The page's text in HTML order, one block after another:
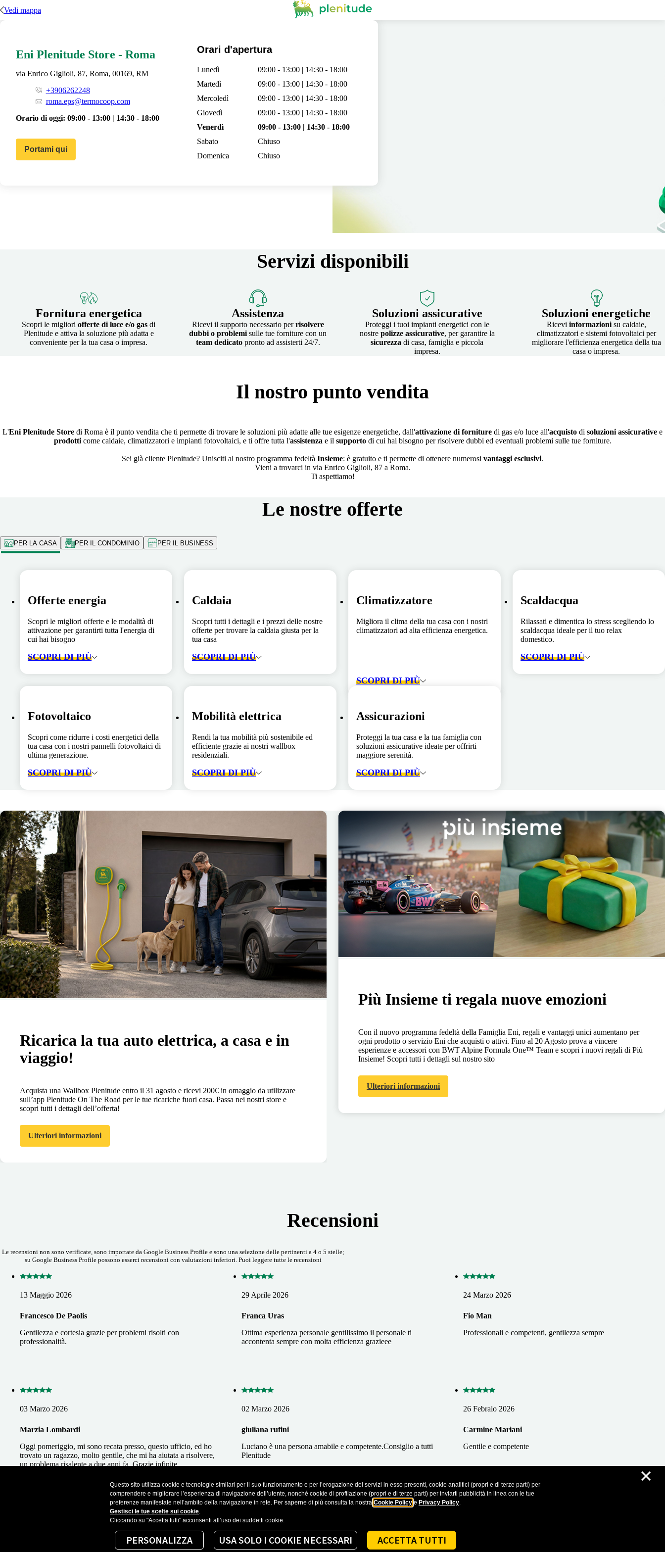
Questo sito utilizza cookie e tecnologie similari per il suo funzionamento e per l’erogazione dei servizi in esso presenti, cookie analitici (propri e di terze parti) per
comprendere e migliorare l’esperienza di navigazione dell’utente, nonché cookie di profilazione (propri e di terze parti) per inviarti pubblicità in linea con le tue
preferenze manifestate nell’ambito della navigazione in rete. Per saperne di più consulta la nostra Cookie Policy e Privacy Policy.
Gestisci le tue scelte sui cookie.
Cliccando su "Accetta tutti" acconsenti all’uso dei suddetti cookie.
×
PERSONALIZZA USA SOLO I COOKIE NECESSARI ACCETTA TUTTI
Vedi mappa
Eni Plenitude Store - Roma
via Enrico Giglioli, 87, Roma, 00169, RM
+3906262248
roma.eps@termocoop.com
Orario di oggi: 09:00 - 13:00 | 14:30 - 18:00
Portami qui
Orari d'apertura
Lunedì
09:00 - 13:00 | 14:30 - 18:00
Martedì
09:00 - 13:00 | 14:30 - 18:00
Mercoledì
09:00 - 13:00 | 14:30 - 18:00
Giovedì
09:00 - 13:00 | 14:30 - 18:00
Venerdì
09:00 - 13:00 | 14:30 - 18:00
Sabato
Chiuso
Domenica
Chiuso
Servizi disponibili
Fornitura energetica
Scopri le migliori offerte di luce e/o gas di
Plenitude e attiva la soluzione più adatta e
conveniente per la tua casa o impresa.
Assistenza
Ricevi il supporto necessario perrisolvere
dubbi o problemi sulle tue forniture con un
team dedicatopronto ad assisterti 24/7.
Soluzioni assicurative
Proteggi i tuoi impianti energetici con le
nostre polizze assicurative, per garantire la
sicurezza di casa, famiglia e piccola
impresa.
Soluzioni energetiche
Ricevi informazionisu caldaie,
climatizzatori e sistemi fotovoltaici per
migliorare l'efficienza energetica della tua
casa o impresa.
Il nostro punto vendita
L'Eni Plenitude Store di Roma è il punto vendita che ti permette di trovare le soluzioni più adatte alle tue esigenze energetiche, dall'attivazione di forniture di gas e/o luce all'acquisto di soluzioni assicurative e
prodotticome caldaie, climatizzatori e impianti fotovoltaici, e ti offre tutta l'assistenza e il supportodi cui hai bisogno per risolvere dubbi ed eventuali problemi sulle tue forniture.
Sei già cliente Plenitude? Unisciti al nostro programma fedeltà Insieme: è gratuito e ti permette di ottenere numerosi vantaggi esclusivi.
Vieni a trovarci in via Enrico Giglioli, 87 a Roma.
Ti aspettiamo!
Le nostre offerte
PER LA CASA PER IL CONDOMINIO PER IL BUSINESS
Offerte energia
Scopri le migliori offerte e le modalità di
attivazione per garantirti tutta l'energia di
cui hai bisogno
SCOPRI DI PIÙ
Caldaia
Scopri tutti i dettagli e i prezzi delle nostre
offerte per trovare la caldaia giusta per la
tua casa
SCOPRI DI PIÙ
Climatizzatore
Migliora il clima della tua casa con i nostri
climatizzatori ad alta efficienza energetica.
SCOPRI DI PIÙ
Scaldacqua
Rilassati e dimentica lo stress scegliendo lo
scaldacqua ideale per il tuo relax
domestico.
SCOPRI DI PIÙ
Fotovoltaico
Scopri come ridurre i costi energetici della
tua casa con i nostri pannelli fotovoltaici di
ultima generazione.
SCOPRI DI PIÙ
Mobilità elettrica
Rendi la tua mobilità più sostenibile ed
efficiente grazie ai nostri wallbox
residenziali.
SCOPRI DI PIÙ
Assicurazioni
Proteggi la tua casa e la tua famiglia con
soluzioni assicurative ideate per offrirti
maggiore serenità.
SCOPRI DI PIÙ
Ricarica la tua auto elettrica, a casa e in
viaggio!
Acquista una Wallbox Plenitude entro il 31 agosto e ricevi 200€ in omaggio da utilizzare
sull’app Plenitude On The Road per le tue ricariche fuori casa. Passa nei nostri store e
scopri tutti i dettagli dell’offerta!
Ulteriori informazioni
Più Insieme ti regala nuove emozioni
Con il nuovo programma fedeltà della Famiglia Eni, regali e vantaggi unici aumentano per
ogni prodotto o servizio Eni che acquisti o attivi. Fino al 20 Agosto prova a vincere
esperienze e accessori con BWT Alpine Formula One™ Team e scopri i nuovi regali di Più
Insieme! Scopri tutti i dettagli sul nostro sito
Ulteriori informazioni
Recensioni
Le recensioni non sono verificate, sono importate da Google Business Profile e sono una selezione delle pertinenti a 4 o 5 stelle;
su Google Business Profile possono esserci recensioni con valutazioni inferiori. Puoi leggere tutte le recensioni
13 Maggio 2026
Francesco De Paolis
Gentilezza e cortesia grazie per problemi risolti con
professionalità.
29 Aprile 2026
Franca Uras
Ottima esperienza personale gentilissimo il personale ti
accontenta sempre con molta efficienza grazieee
24 Marzo 2026
Fio Man
Professionali e competenti, gentilezza sempre
03 Marzo 2026
Marzia Lombardi
Oggi pomeriggio, mi sono recata presso, questo ufficio, ed ho
trovato un ragazzo, molto gentile, che mi ha aiutata a risolvere,
un problema risalente a due anni fa. Grazie infinite
02 Marzo 2026
giuliana rufini
Luciano è una persona amabile e competente.Consiglio a tutti
Plenitude
26 Febraio 2026
Carmine Mariani
Gentile e competente
Recensioni importate da Google Business Profile. Puoi leggere tutte le recensioni cliccando sul seguente Link